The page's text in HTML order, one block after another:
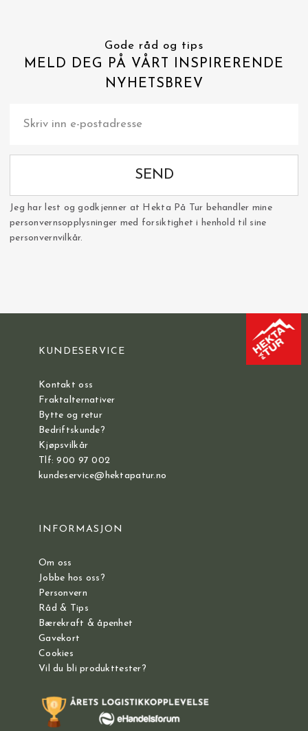
Gode råd og tips
MELD DEG PÅ VÅRT INSPIRERENDE
NYHETSBREV
SEND
Jeg har lest og godkjenner at Hekta På Tur behandler mine
personvernsopplysninger med forsiktighet i henhold til sine
personvernvilkår.
KUNDESERVICE
Kontakt oss
Fraktalternativer
Bytte og retur
Bedriftskunde?
Kjøpsvilkår
Tlf: 900 97 002
kundeservice@hektapatur.no
INFORMASJON
Om oss
Jobbe hos oss?
Personvern
Råd & Tips
Bærekraft & åpenhet
Gavekort
Cookies
Vil du bli produkttester?